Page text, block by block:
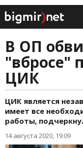
В ОП
"вбросе"
ЦИК
ЦИК является
имеет все
работы,
14 августа 2020, 19:09